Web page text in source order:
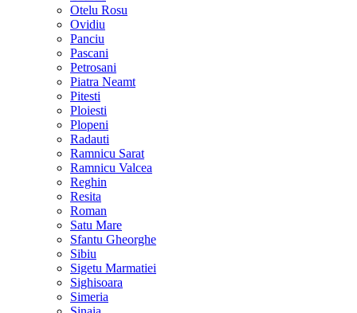
Otelu Rosu
Ovidiu
Panciu
Pascani
Petrosani
Piatra Neamt
Pitesti
Ploiesti
Plopeni
Radauti
Ramnicu Sarat
Ramnicu Valcea
Reghin
Resita
Roman
Satu Mare
Sfantu Gheorghe
Sibiu
Sigetu Marmatiei
Sighisoara
Simeria